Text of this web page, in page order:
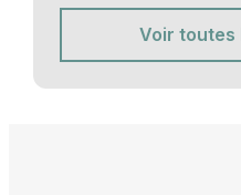
Voir toutes